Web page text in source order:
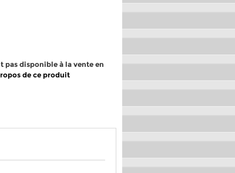
disponible à la vente en
de ce produit